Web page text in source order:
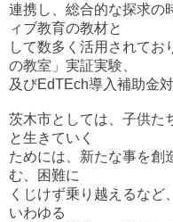
連携し、総合的な探求の
ィブ教育の教材と
して数多く活用されてお
の教室」実証実験、
及びEdTEch導入補助金
茨木市としては、子供た
と生きていく
ためには、 新たな事を創
む、困難に
くじけず乗り越えるなど、
いわゆる